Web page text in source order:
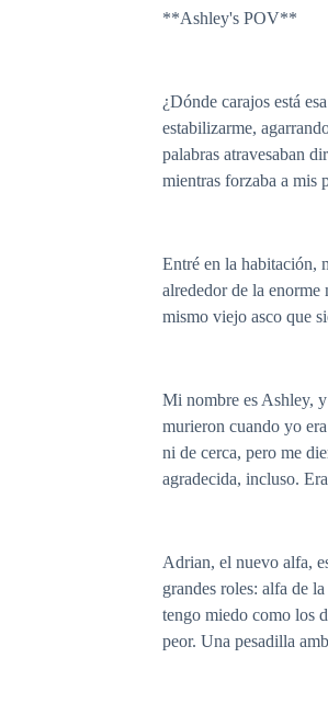
**Ashley's POV**
¿Dónde carajos está
estabilizarme,
palabras atravesaban
mientras forzaba a mis
Entré en la habitación,
alrededor de la enorme
mismo viejo asco que
Mi nombre es Ashley,
murieron cuando yo
ni de cerca, pero me
agradecida, incluso.
Adrian, el nuevo alfa,
grandes roles: alfa de
tengo miedo como los
peor. Una pesadilla